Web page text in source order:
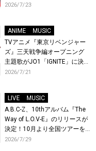
マラソン」エントリー受付開
2026/7/23
ANIME
MUSIC
TVアニメ『東京リベンジャー
ズ』三天戦争編オープニング
主題歌がJO1「IGNITE」に決
定！メンバー全員から喜びと
先行上映会を開催！
2026/7/21
LIVE
MUSIC
A.B.C-Z、10thアルバム『The
Way of L.O.V-E』のリリースが
決定！10月より全国ツアーを
開催！
2026/7/29